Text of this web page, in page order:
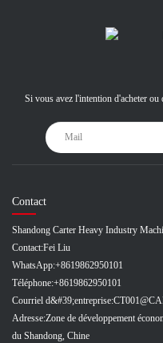
Si vous avez l'intention d'acheter
Contact
Shandong Carter Heavy Industry
Contact:Fei Liu
WhatsApp:+8619862950101
Téléphone:+8619862950101
Courriel d&#39;entreprise:
Adresse:Zone de développement
du Shandong, Chine